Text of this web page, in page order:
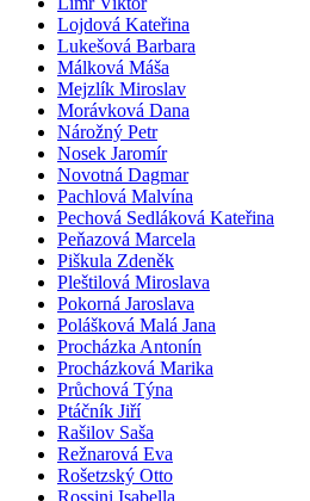
Lojdová Kateřina
Lukešová Barbara
Málková Máša
Mejzlík Miroslav
Morávková Dana
Nárožný Petr
Nosek Jaromír
Novotná Dagmar
Pachlová Malvína
Pechová Sedláková Kateřina
Peňazová Marcela
Piškula Zdeněk
Pleštilová Miroslava
Pokorná Jaroslava
Polášková Malá Jana
Procházka Antonín
Procházková Marika
Průchová Týna
Ptáčník Jiří
Rašilov Saša
Režnarová Eva
Rošetzský Otto